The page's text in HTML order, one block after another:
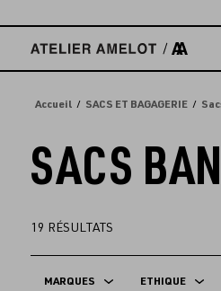
directement
contenu
Accueil SACS ET BAGAGERIE
SACS
19 RÉSULTATS
MARQUES ETHIQUE